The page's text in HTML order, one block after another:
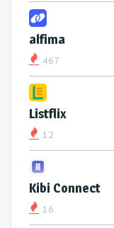
alfima
467
Listflix
12
Kibi Connect
16